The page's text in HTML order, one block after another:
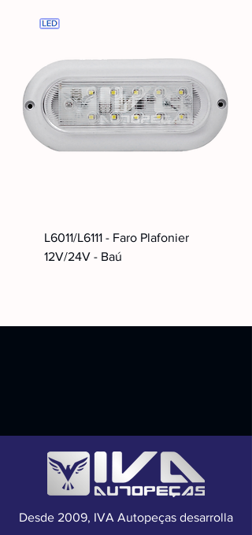
L6011/L6111 - Faro Plafonier
12V/24V - Baú
Desde 2009, IVA Autopeças desarrolla